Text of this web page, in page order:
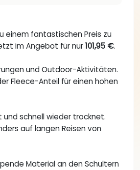
einem fantastischen Preis zu
im Angebot für nur101,95 €.
und Outdoor-Aktivitäten.
Fleece-Anteil für einen hohen
schnell wieder trocknet.
auf langen Reisen von
Material an den Schultern